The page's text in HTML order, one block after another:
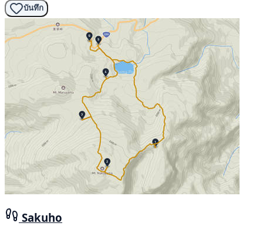
บันทึก
Sakuho